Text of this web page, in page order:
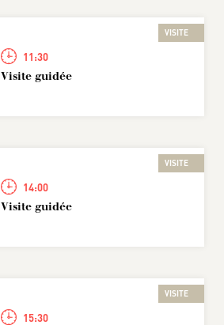
11:30
VISITE
Visite guidée
14:00
VISITE
Visite guidée
15:30
VISITE